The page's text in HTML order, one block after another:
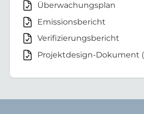
Überwachungsplan
Emissionsbericht
Verifizierungsbericht
Projektdesign-Dokument